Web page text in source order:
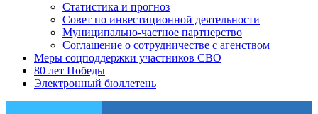
Статистика и прогноз
Совет по инвестиционной деятельности
Муниципально-частное партнерство
Соглашение о сотрудничестве с агенством
Меры соцподдержки участников СВО
80 лет Победы
Электронный бюллетень